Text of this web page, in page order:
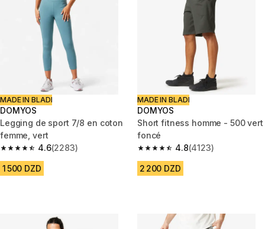
MADE IN BLADI
DOMYOS
Legging de sport 7/8 en coton
femme, vert
4.6
4.6 out of 5 stars from 2283 reviews
(2283)
1 500 DZD
MADE IN BLADI
DOMYOS
Short fitness homme - 500 vert
foncé
4.8
4.8 out of 5 stars from 4123
(4123)
2 200 DZD